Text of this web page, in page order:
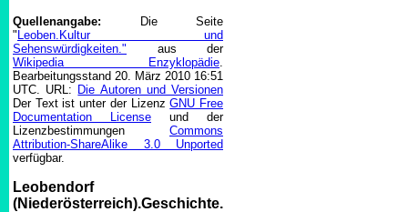
Quellenangabe:
Die Seite
" Leoben.Kultur und
Sehenswürdigkeiten." aus der
Wikipedia Enzyklopädie.
Bearbeitungsstand 20. März 2010 16:51
UTC. URL: Die Autoren und Versionen
Der Text ist unter der LizenzGNU Free
Documentation License und der
Lizenzbestimmungen Commons
Attribution-ShareAlike 3.0 Unported
verfügbar.
Leobendorf
(Niederösterreich).Geschichte.